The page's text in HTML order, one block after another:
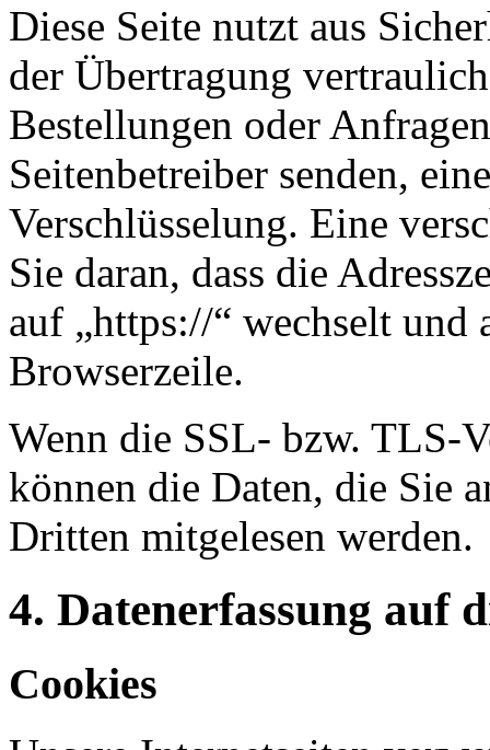
Diese Seite nutzt aus
der Übertragung
Bestellungen oder
Seitenbetreiber senden,
Verschlüsselung. Eine
Sie daran, dass die
auf „https://“ wechselt
Browserzeile.
Wenn die SSL- bzw. TLS-
können die Daten, die Sie
Dritten mitgelesen werden.
4. Datenerfassung auf
Cookies